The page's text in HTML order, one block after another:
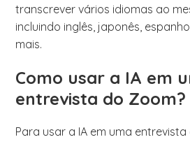
transcrever vários idiomas ao
incluindo inglês, japonês,
mais.
Como usar a IA em
entrevista do Zoom?
Para usar a IA em uma